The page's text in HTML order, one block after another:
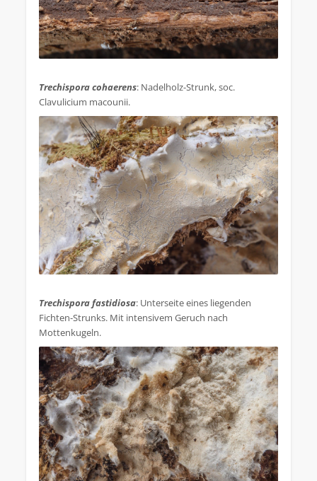
Trechispora cohaerens: Nadelholz-Strunk, soc.
Clavulicium macounii.
Trechispora fastidiosa: Unterseite eines liegenden
Fichten-Strunks. Mit intensivem Geruch nach
Mottenkugeln.